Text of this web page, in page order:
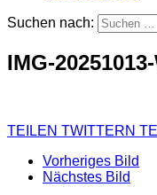
Suchen nach:
IMG-
TEILEN TWITTERN
Vorheriges Bild
Nächstes Bild